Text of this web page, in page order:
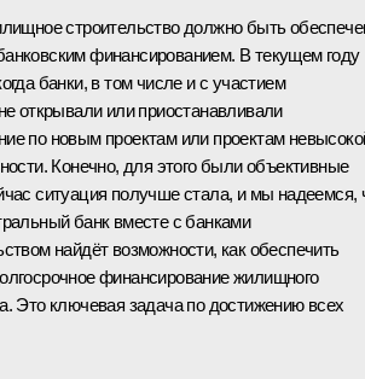
строительство должно быть
финансированием. В текущем году
банки, в том числе и с участием
открывали или приостанавливали
по новым проектам или проектам
Конечно, для этого были объективные
ситуация получше стала, и мы надеемся,
банк вместе с банками
найдёт возможности, как обеспечить
финансирование жилищного
Это ключевая задача по достижению всех